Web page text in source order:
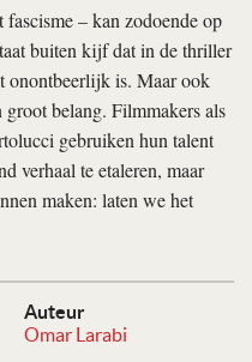
Auteur
Omar Larabi
– kan zodoende op
buiten kijf dat in de thriller
onontbeerlijk is. Maar ook
belang. Filmmakers als
gebruiken hun talent
verhaal te etaleren, maar
maken: laten we het